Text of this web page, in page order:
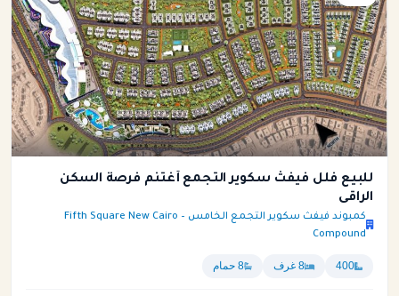
للبيع فلل فيفث سكوير التجمع أغتنم فرصة السكن
الراقى
كمبوند فيفث سكوير التجمع الخامس – Fifth Square New Cairo
Compound
400 8 غرف 8 حمام